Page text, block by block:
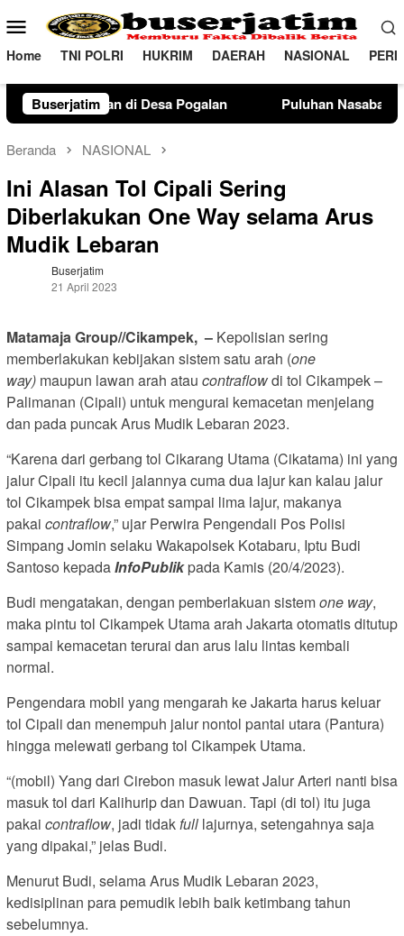
ke
konten
Menu
Mobile
Home TNI POLRI HUKRIM DAERAH NASIONAL
Buserjatim
Pogalan Puluhan Nasabah KSPPS BMT MBS
Beranda NASIONAL
Ini Alasan Tol Cipali Sering
Diberlakukan One Way selama Arus
Mudik Lebaran
Buserjatim
21 April 2023
Matamaja Group//Cikampek, – Kepolisian sering
memberlakukan kebijakan sistem satu arah (one
way) maupun lawan arah atau contraflowdi tol Cikampek –
Palimanan (Cipali) untuk mengurai kemacetan menjelang
dan pada puncak Arus Mudik Lebaran 2023.
“Karena dari gerbang tol Cikarang Utama (Cikatama) ini yang
jalur Cipali itu kecil jalannya cuma dua lajur kan kalau jalur
tol Cikampek bisa empat sampai lima lajur, makanya
pakai contraflow,” ujar Perwira Pengendali Pos Polisi
Simpang Jomin selaku Wakapolsek Kotabaru, Iptu Budi
Santoso kepadaInfoPublikpada Kamis (20/4/2023).
Budi mengatakan, dengan pemberlakuan sistemone way,
maka pintu tol Cikampek Utama arah Jakarta otomatis ditutup
sampai kemacetan terurai dan arus lalu lintas kembali
normal.
Pengendara mobil yang mengarah ke Jakarta harus keluar
tol Cipali dan menempuh jalur nontol pantai utara (Pantura)
hingga melewati gerbang tol Cikampek Utama.
“(mobil) Yang dari Cirebon masuk lewat Jalur Arteri nanti bisa
masuk tol dari Kalihurip dan Dawuan. Tapi (di tol) itu juga
pakai contraflow, jadi tidakfull lajurnya, setengahnya saja
yang dipakai,” jelas Budi.
Menurut Budi, selama Arus Mudik Lebaran 2023,
kedisiplinan para pemudik lebih baik ketimbang tahun
sebelumnya.